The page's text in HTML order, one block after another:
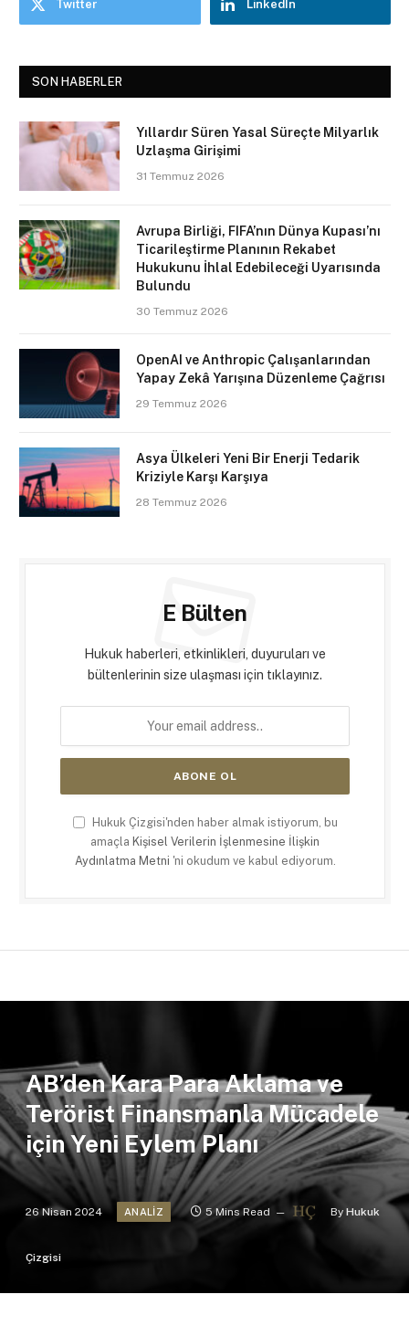
Twitter LinkedIn
SON HABERLER
Yıllardır Süren Yasal Süreçte Milyarlık
Uzlaşma Girişimi
31 Temmuz 2026
Avrupa Birliği, FIFA’nın Dünya Kupası’nı
Ticarileştirme Planının Rekabet
Hukukunu İhlal Edebileceği Uyarısında
Bulundu
30 Temmuz 2026
OpenAI ve Anthropic Çalışanlarından
Yapay Zekâ Yarışına Düzenleme Çağrısı
29 Temmuz 2026
Asya Ülkeleri Yeni Bir Enerji Tedarik
Kriziyle Karşı Karşıya
28 Temmuz 2026
E Bülten
Hukuk haberleri, etkinlikleri, duyuruları ve
bültenlerinin size ulaşması için tıklayınız.
Hukuk Çizgisi'nden haber almak istiyorum, bu
amaçla Kişisel Verilerin İşlenmesine İlişkin
Aydınlatma Metni 'ni okudum ve kabul ediyorum.
AB’den Kara Para Aklama ve
Terörist Finansmanla Mücadele
için Yeni Eylem Planı
26 Nisan 2024 ANALIZ 5 Mins Read By Hukuk
Çizgisi